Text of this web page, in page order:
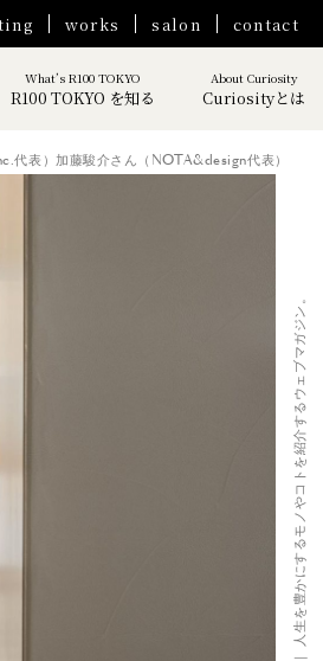
works salon contact
What’s R100 TOKYO
R100 TOKYO を知る
About Curiosity
Curiosityとは
代表）加藤駿介さん（NOTA&design代表）
Curiosity｜ 人生を豊かにするモノやコトを紹介するウェブマガジン。